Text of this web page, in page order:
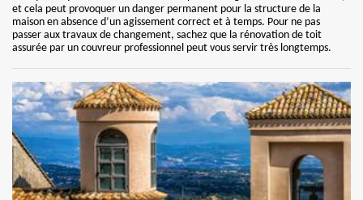
et cela peut provoquer un danger permanent pour la structure de la
maison en absence d’un agissement correct et à temps. Pour ne pas
passer aux travaux de changement, sachez que la rénovation de toit
assurée par un couvreur professionnel peut vous servir très longtemps.